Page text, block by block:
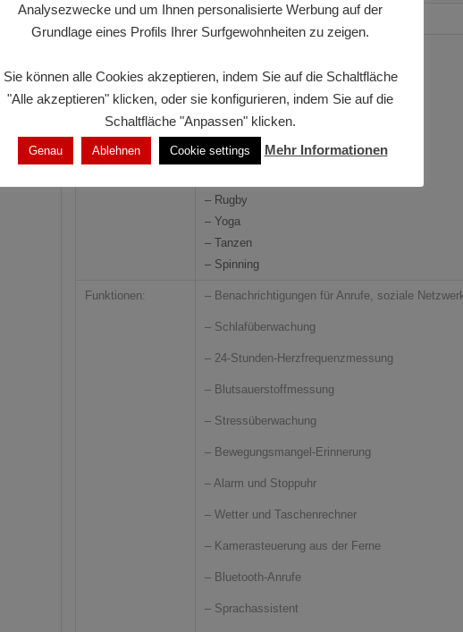
Bluetooth: 5.3
– Radfahren
– Seilspringen
– Badminton
– Basketball
– Fußball
– Rugby
– Yoga
– Tanzen
– Spinning
Funktionen: – Benachrichtigungen für Anrufe, soziale
– Schlafüberwachung
– 24-Stunden-Herzfrequenzmessung
– Blutsauerstoffmessung
– Stressüberwachung
– Bewegungsmangel-Erinnerung
– Alarm und Stoppuhr
– Wetter und Taschenrechner
– Kamerasteuerung aus der Ferne
– Bluetooth-Anrufe
– Sprachassistent
Analysezwecke und um Ihnen personalisierte Werbung auf der
Grundlage eines Profils Ihrer Surfgewohnheiten zu zeigen.
Sie können alle Cookies akzeptieren, indem Sie auf die Schaltfläche
"Alle akzeptieren" klicken, oder sie konfigurieren, indem Sie auf die
Schaltfläche "Anpassen" klicken.
Genau Ablehnen Cookie settings Mehr Informationen